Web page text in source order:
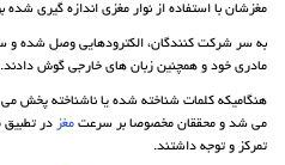
مغزشان با استفاده از نوار مغزی اندازه گیری شده
به سر شرکت کنندگان، الکترودهایی وصل شده و
مادری خود و همچنین زبان های خارجی گوش دادند.
هنگامیکه کلمات شناخته شده یا ناشناخته پخش می
می شد و محققان مخصوصا بر سرعت مغز در تطبیق
تمرکز و توجه داشتند.